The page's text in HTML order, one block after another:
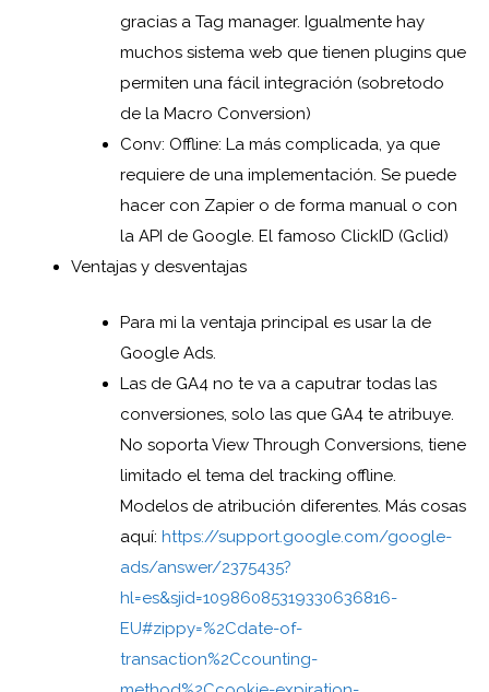
gracias a Tag manager. Igualmente hay
muchos sistema web que tienen plugins que
permiten una fácil integración (sobretodo
de la Macro Conversion)
Conv: Offline: La más complicada, ya que
requiere de una implementación. Se puede
hacer con Zapier o de forma manual o con
la API de Google. El famoso ClickID (Gclid)
Ventajas y desventajas
Para mi la ventaja principal es usar la de
Google Ads.
Las de GA4 no te va a caputrar todas las
conversiones, solo las que GA4 te atribuye.
No soporta View Through Conversions, tiene
limitado el tema del tracking offline.
Modelos de atribución diferentes. Más cosas
aquí: https://support.google.com/google-
ads/answer/2375435?
hl=es&sjid=10986085319330636816-
EU#zippy=%2Cdate-of-
transaction%2Ccounting-